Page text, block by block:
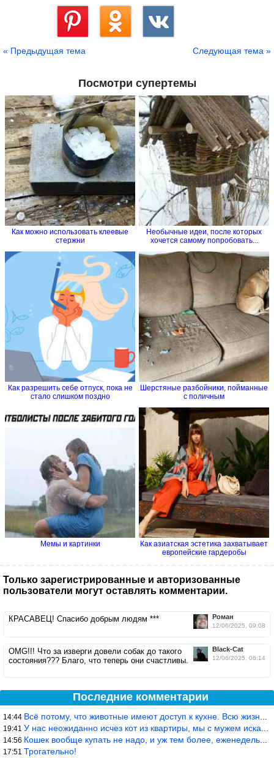
« Предыдущая тема Следующая тема »
Посмотри супертемы
Как можно использовать клеевые
стержни
Необычные идеи, после которых
хочется самому попробовать...
Как разрешить себе отпуск, пока не
стало слишком поздно
Шерстяные разбойники, пойманные
с поличным
Мемы и картинки
Как азиатская эстетика захватывает
европейские гардеробы
Только зарегистрированные и авторизованные
пользователи могут оставлять комментарии.
Роман
12/06/2025, 09:08
КРАСАВЕЦ! Спасибо добрым людям ***
Black-Cat
12/06/2025, 06:14
OMG!!! Что за изверги довели собак до такого
состояния??? Благо, что теперь они счастливы.
Последние комментарии
14:44 Всё потому, что животные имеют доступ к кухне. Всю жизнь живу с
19:41 У нас неожиданно исчез кот из квартиры, мы с мужем искали повсюд
14:56 Кошек вообще купать не надо, и уж тем более, еженедельно, как лю
17:51 Трогательно!